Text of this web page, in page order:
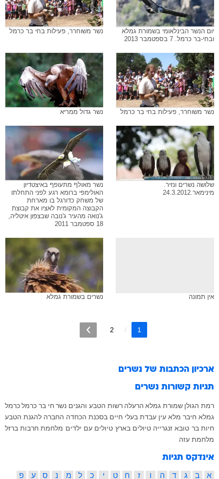
יום הנשר הבינלאומי בשמורת גמלא
ובחי-בר כרמל. 7 בספטמבר 2013
נשר משוחרר, פעילות בחי בר כרמל
נשר משוחרר, פעילות בחי בר כרמל נשר גדול ממריא
שלושה נשרים ונזיר.
מינימאר.24.3.2012
נשר מאולף מתעופף באיצטדיון
האולימפי ברומא רגע לפני התחלתו
של משחק כדורגל בו מארחת
הקבוצה המקומית לאציו את קבוצת
ג'נואה מהעיר ג'נובה שבצפון איטליה,
18 ספטמבר 2011
אין תמונה נשרים בשמורת גמלא
1
2
ארכיון הכתבות של נשרים
תגיות קשורות נשרים
רמת הגולן שמורת גמלא הרעלה רשות הטבע והגנים נשר חי בר כרמל כרמל
גמלא חיבר מלא עין עבדת בעלי חיים בסכנת הכחדה החברה להגנת הטבע
חיות בר טובא זנגרייה טיולים בארץ טיולים עם ילדים מלחמת חרבות ברזל
מלחמת עזה
אינדקס תגיות
א ב ג ד ה ו ז ח ט י כ ל מ נ ס ע
פ